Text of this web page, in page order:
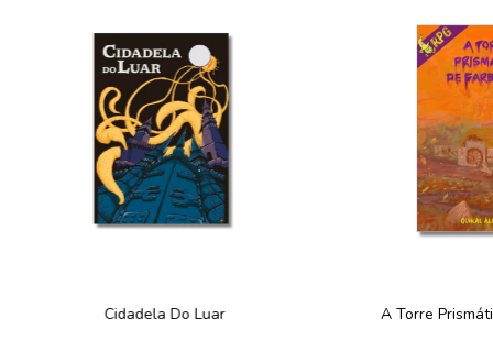
Cidadela Do Luar A Torre